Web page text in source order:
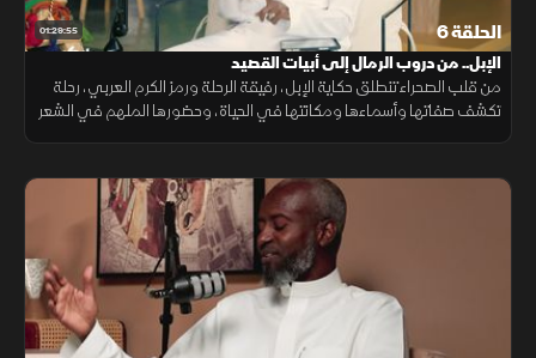
01:29:55 الحلقة 6
الإبل.. من دروب الرمال إلى أبيات القصيد
من قلب الصحراء تنطلق حكاية الإبل، رفيقة الرحلة ورمز الكرم العربي، رحلة
تكشف صفاتها وأسماءها ومكانتها في الحياة، وحضورها الملهم في الشعر